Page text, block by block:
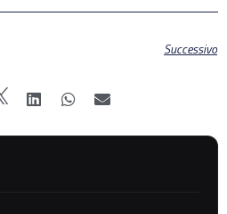
Successivo